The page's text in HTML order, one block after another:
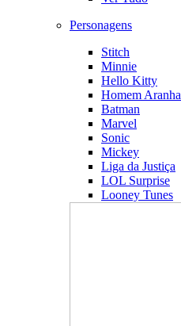
Personagens
Stitch
Minnie
Hello Kitty
Homem Aranha
Batman
Marvel
Sonic
Mickey
Liga da Justiça
LOL Surprise
Looney Tunes